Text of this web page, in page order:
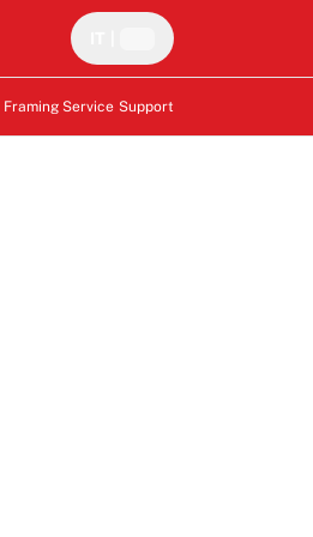
Framing Service Support